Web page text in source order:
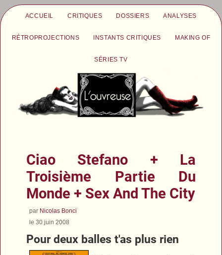
ACCUEIL CRITIQUES DOSSIERS ANALYSES
RÉTROPROJECTIONS INSTANTS CRITIQUES MAKING OF
SÉRIES TV
Ciao Stefano + La
Troisième Partie Du
Monde + Sex And The City
par Nicolas Bonci
le 30 juin 2008
Pour deux balles t'as plus rien